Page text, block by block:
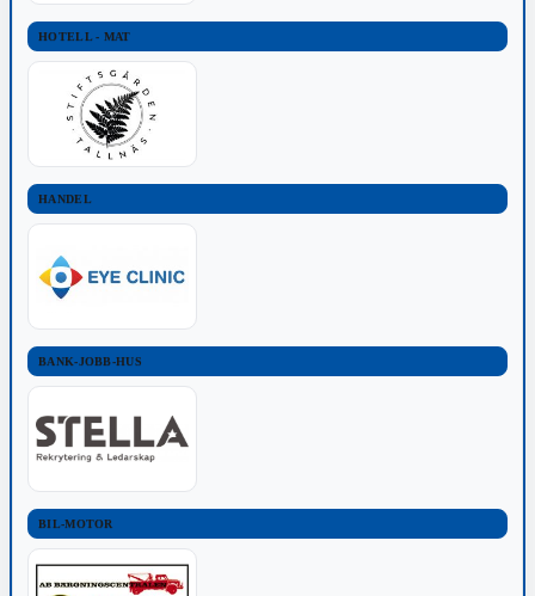
HOTELL - MAT
HANDEL
BANK-JOBB-HUS
BIL-MOTOR